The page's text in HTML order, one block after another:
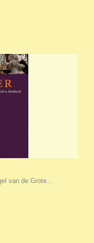
van de Grote…